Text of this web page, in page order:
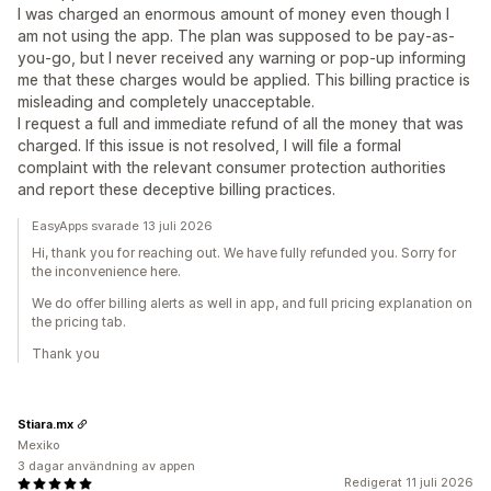
Insikter och tips
Analysverktyg A/B-testning
API:er och webhooks
I was charged an enormous amount of money even though I
am not using the app. The plan was supposed to be pay-as-
you-go, but I never received any warning or pop-up informing
me that these charges would be applied. This billing practice is
misleading and completely unacceptable.
I request a full and immediate refund of all the money that was
charged. If this issue is not resolved, I will file a formal
complaint with the relevant consumer protection authorities
and report these deceptive billing practices.
EasyApps svarade 13 juli 2026
Hi, thank you for reaching out. We have fully refunded you. Sorry for
the inconvenience here.
We do offer billing alerts as well in app, and full pricing explanation on
the pricing tab.
Thank you
Redigerat 11 juli 2026
Stiara.mx
Mexiko
3 dagar användning av appen